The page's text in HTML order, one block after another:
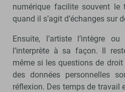
numérique facilite souvent le
quand il s’agit d’échanges sur
Ensuite, l’artiste l’intègre
l’interprète à sa façon. Il
même si les questions de droit
des données personnelles
réflexion. Des temps de travail